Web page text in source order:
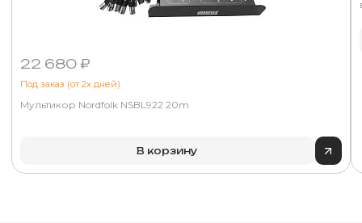
22 680 ₽
Под заказ (от 2х дней)
Мультикор Nordfolk NSBL922 20m
В корзину